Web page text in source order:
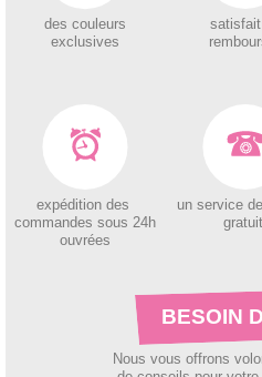
des couleurs
exclusives
expédition des
commandes sous 24h
ouvrées
un service
gratuit
BESOIN
Nous vous offrons